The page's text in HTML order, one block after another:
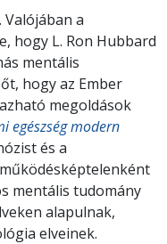
Valójában a
hogy L. Ron Hubbard
mentális
hogy az Ember
megoldások
egészség modern
és a
mentális tudomány
alapulnak,
elveinek.